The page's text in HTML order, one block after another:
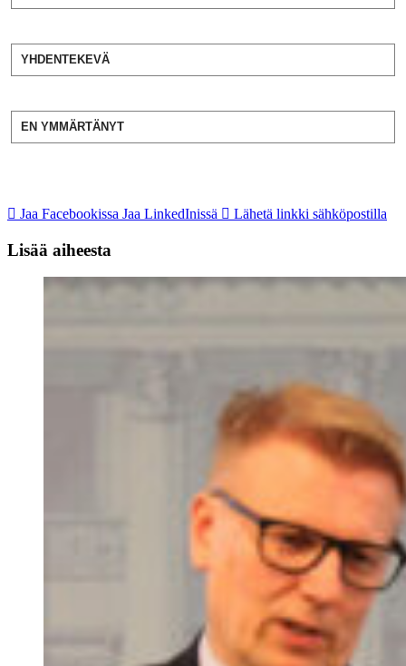
YHDENTEKEVÄ
EN YMMÄRTÄNYT
Jaa Facebookissa Jaa LinkedInissä Lähetä linkki sähköpostilla
Lisää aiheesta